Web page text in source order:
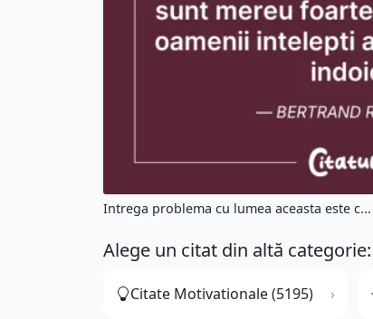
Intrega problema cu lumea aceasta este c...
Alege un citat din altă categorie:
Citate Motivationale (5195)